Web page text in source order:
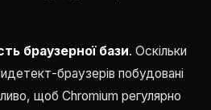
браузерної бази. Оскільки
браузерів побудовані
щоб Chromium регулярно